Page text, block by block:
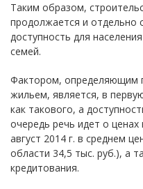
Таким образом,
продолжается и отдельно
доступность для
семей.
Фактором, определяющим
жильем, является, в
как такового, а
очередь речь идет о
август 2014 г. в среднем
области 34,5 тыс. руб.), а
кредитования.